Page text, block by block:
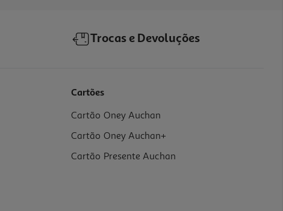
Trocas e Devoluções
Cartões
Cartão Oney Auchan
Cartão Oney Auchan+
Cartão Presente Auchan